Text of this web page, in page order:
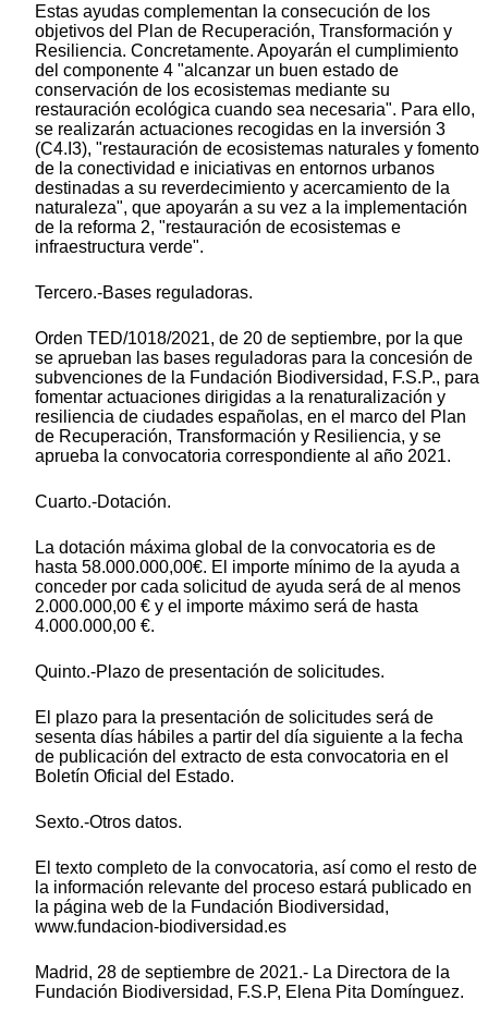
Estas ayudas complementan la consecución de los
objetivos del Plan de Recuperación, Transformación y
Resiliencia. Concretamente. Apoyarán el cumplimiento
del componente 4 "alcanzar un buen estado de
conservación de los ecosistemas mediante su
restauración ecológica cuando sea necesaria". Para ello,
se realizarán actuaciones recogidas en la inversión 3
(C4.I3), "restauración de ecosistemas naturales y fomento
de la conectividad e iniciativas en entornos urbanos
destinadas a su reverdecimiento y acercamiento de la
naturaleza", que apoyarán a su vez a la implementación
de la reforma 2, "restauración de ecosistemas e
infraestructura verde".
Tercero.-Bases reguladoras.
Orden TED/1018/2021, de 20 de septiembre, por la que
se aprueban las bases reguladoras para la concesión de
subvenciones de la Fundación Biodiversidad, F.S.P., para
fomentar actuaciones dirigidas a la renaturalización y
resiliencia de ciudades españolas, en el marco del Plan
de Recuperación, Transformación y Resiliencia, y se
aprueba la convocatoria correspondiente al año 2021.
Cuarto.-Dotación.
La dotación máxima global de la convocatoria es de
hasta 58.000.000,00€. El importe mínimo de la ayuda a
conceder por cada solicitud de ayuda será de al menos
2.000.000,00 € y el importe máximo será de hasta
4.000.000,00 €.
Quinto.-Plazo de presentación de solicitudes.
El plazo para la presentación de solicitudes será de
sesenta días hábiles a partir del día siguiente a la fecha
de publicación del extracto de esta convocatoria en el
Boletín Oficial del Estado.
Sexto.-Otros datos.
El texto completo de la convocatoria, así como el resto de
la información relevante del proceso estará publicado en
la página web de la Fundación Biodiversidad,
www.fundacion-biodiversidad.es
Madrid, 28 de septiembre de 2021.- La Directora de la
Fundación Biodiversidad, F.S.P, Elena Pita Domínguez.